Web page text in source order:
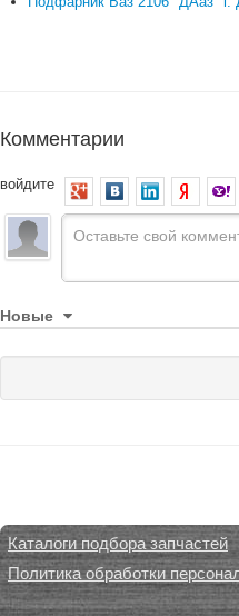
Комментарии
войдите
Новые
Каталоги подбора запчастей
Политика обработки